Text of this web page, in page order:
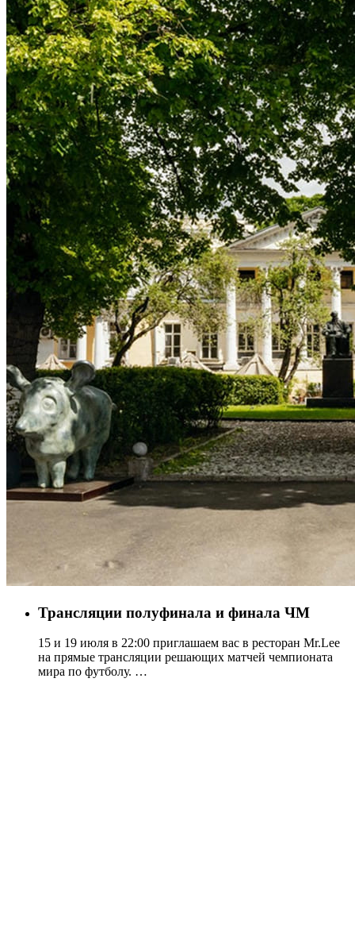
Трансляции полуфинала и финала ЧМ
15 и 19 июля в 22:00 приглашаем вас в ресторан Mr.Lee
на прямые трансляции решающих матчей чемпионата
мира по футболу. …